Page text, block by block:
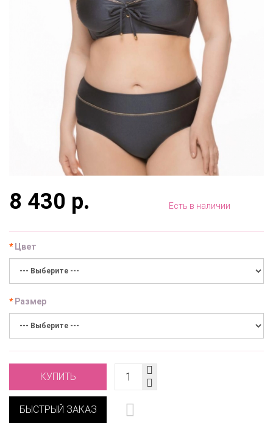
8 430 р. Есть в наличии
Цвет
Размер
КУПИТЬ
БЫСТРЫЙ ЗАКАЗ